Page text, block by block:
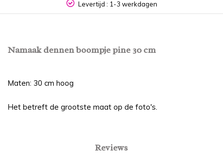
Levertijd : 1-3 werkdagen
Namaak dennen boompje pine 30 cm
Maten: 30 cm hoog
Het betreft de grootste maat op de foto's.
Reviews